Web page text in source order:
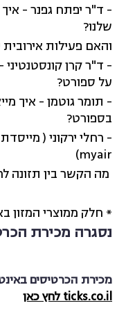
- ד"ר יפתח גפנר -
שלנו?
והאם פעילות
- ד"ר קרן
על ספורט?
- תומר גוטמן - איך
בספורט?
- רחלי ירקוני (
myair)
מה הקשר בין תזונה
* חלק ממוצרי המזון
נסגרה מכירת
מכירת הכרטיסים
ticks.co.il לחץ כאן